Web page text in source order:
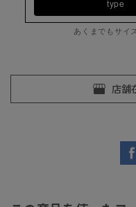
type
あくまでもサイ